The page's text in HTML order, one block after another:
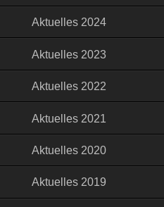
Aktuelles 2024
Aktuelles 2023
Aktuelles 2022
Aktuelles 2021
Aktuelles 2020
Aktuelles 2019